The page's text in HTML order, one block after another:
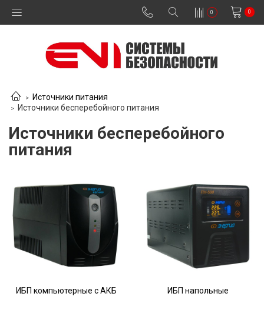
0 0
Источники питания
Источники бесперебойного питания
Источники бесперебойного
питания
ИБП компьютерные с АКБ ИБП напольные